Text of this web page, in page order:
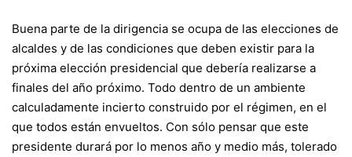
Buena parte de la dirigencia se ocupa de las elecciones de
alcaldes y de las condiciones que deben existir para la
próxima elección presidencial que debería realizarse a
finales del año próximo. Todo dentro de un ambiente
calculadamente incierto construido por el régimen, en el
que todos están envueltos. Con sólo pensar que este
presidente durará por lo menos año y medio más, tolerado